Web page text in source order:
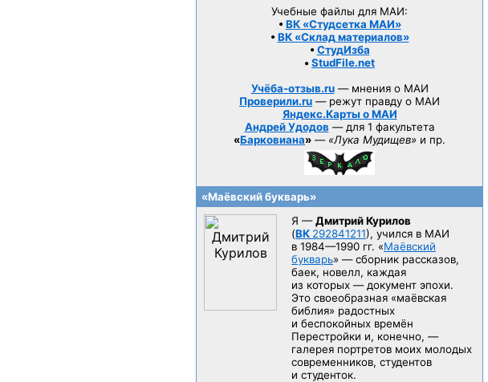
Учебные файлы для МАИ:
• ВК «Студсетка МАИ»
• ВК «Склад материалов»
• СтудИзба
• StudFile.net
Учёба-отзыв.ru— мнения о МАИ
Проверили.ru — режут правду о МАИ
Яндекс.Карты о МАИ
Андрей Удодов — для 1 факультета
«Барковиана» — «Лука Мудищев» и пр.
«Маёвский букварь»
Я —Дмитрий Курилов
(ВК 292841211), учился в МАИ
в 1984—1990 гг. «Маёвский
букварь» — сборник рассказов,
баек, новелл, каждая
из которых — документ эпохи.
Это своеобразная «маёвская
библия» радостных
и беспокойных времён
Перестройки и, конечно, —
галерея портретов моих молодых
современников, студентов
и студенток.